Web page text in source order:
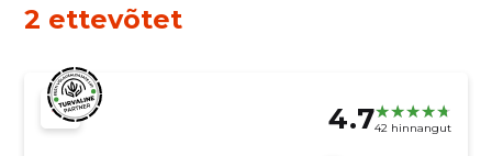
2 ettevõtet
4.742 hinnangut